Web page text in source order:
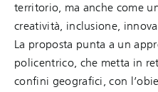
territorio, ma anche come
creatività, inclusione,
La proposta punta a un
policentrico, che metta in
confini geografici, con